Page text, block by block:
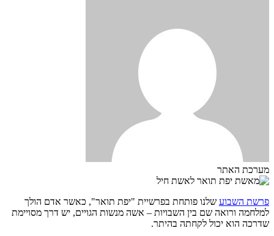
מערכת האתר
פרשת השבוע שלנו פותחת בפרשיית "יפת תואר", כאשר אדם הולך
למלחמה ורואה שם בין השבויות – אשה מנשות הגויים, יש דרך מסויימת
שדרכה הוא יכול לקחתה בהיתר.